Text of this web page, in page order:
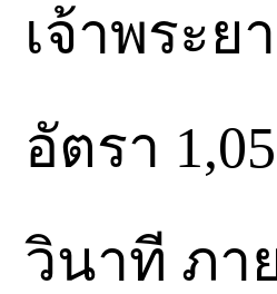
เจ้าพระ
อัตรา
วินาที ภา